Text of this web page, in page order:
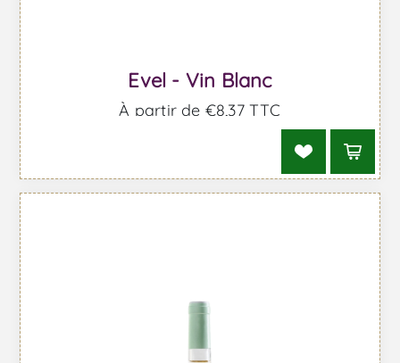
Evel - Vin Blanc
À partir de €8,37 TTC